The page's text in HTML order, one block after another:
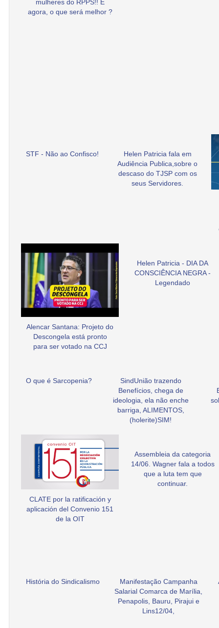
mulheres do RPPS!! E
agora, o que será melhor ?
STF - Não ao Confisco!
Helen Patricia fala em
Audiência Publica,sobre o
descaso do TJSP com os
seus Servidores.
Alencar Santana: Projeto do
Descongela está pronto
para ser votado na CCJ
Helen Patricia - DIA DA
CONSCIÊNCIA NEGRA -
Legendado
O que é Sarcopenia?
SindUnião trazendo
Benefícios, chega de
ideologia, ela não enche
barriga, ALIMENTOS,
(holerite)SIM!
CLATE por la ratificación y
aplicación del Convenio 151
de la OIT
Assembleia da categoria
14/06. Wagner fala a todos
que a luta tem que
continuar.
História do Sindicalismo
Manifestação Campanha
Salarial Comarca de Marília,
Penapolis, Bauru, Pirajui e
Lins12/04,